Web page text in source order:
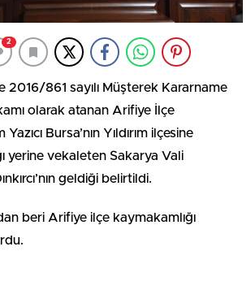
2
2016/861 sayılı Müşterek Kararname
olarak atanan Arifiye İlçe
Bursa’nın Yıldırım ilçesine
yerine vekaleten Sakarya Vali
geldiği belirtildi.
beri Arifiye ilçe kaymakamlığı